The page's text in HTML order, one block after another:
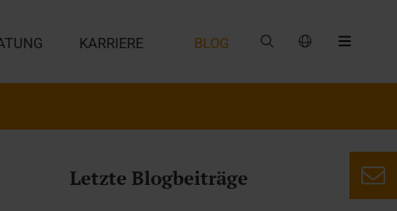
KARRIERE BLOG
Letzte Blogbeiträge